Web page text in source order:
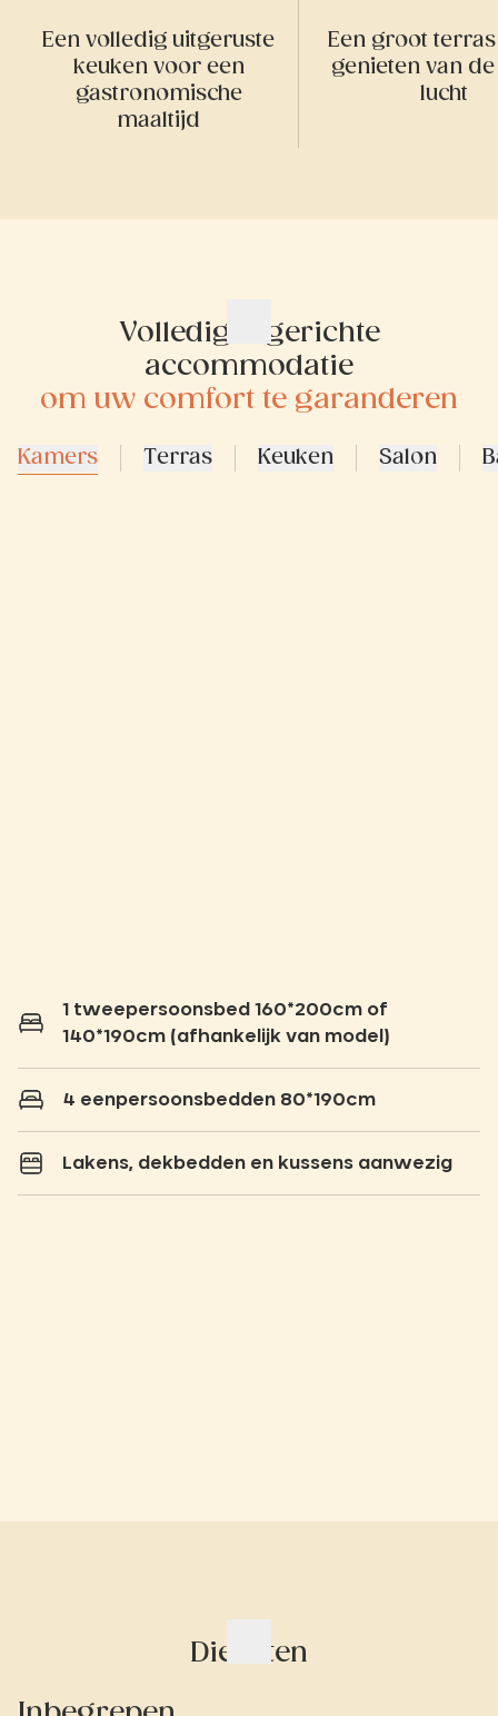
Een volledig uitgeruste
keuken voor een
gastronomische
maaltijd
Een groot
genieten van
lucht
Volledig ingerichte
accommodatie
om uw comfort te garanderen
Kamers Terras Keuken Salon
1 tweepersoonsbed 160*200cm of
140*190cm (afhankelijk van model)
4 eenpersoonsbedden 80*190cm
Lakens, dekbedden en kussens aanwezig
Diensten